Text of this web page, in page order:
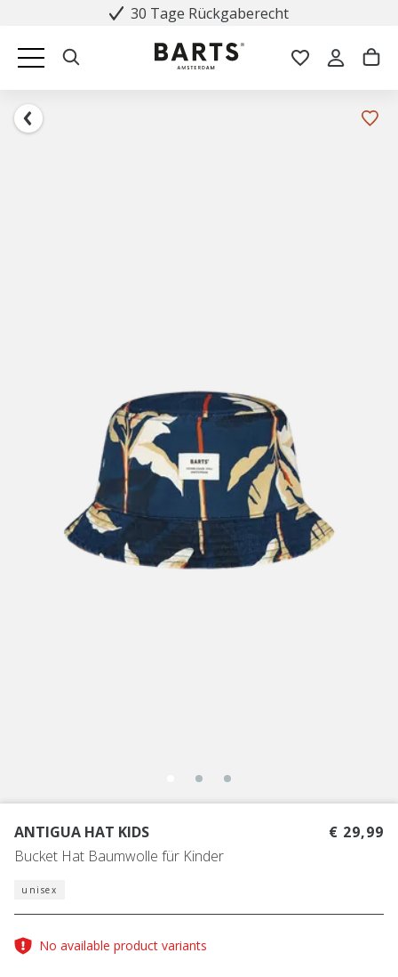
30 Tage Rückgaberecht
ANTIGUA HAT KIDS
Bucket Hat Baumwolle für Kinder
€ 29,99
unisex
No available product variants